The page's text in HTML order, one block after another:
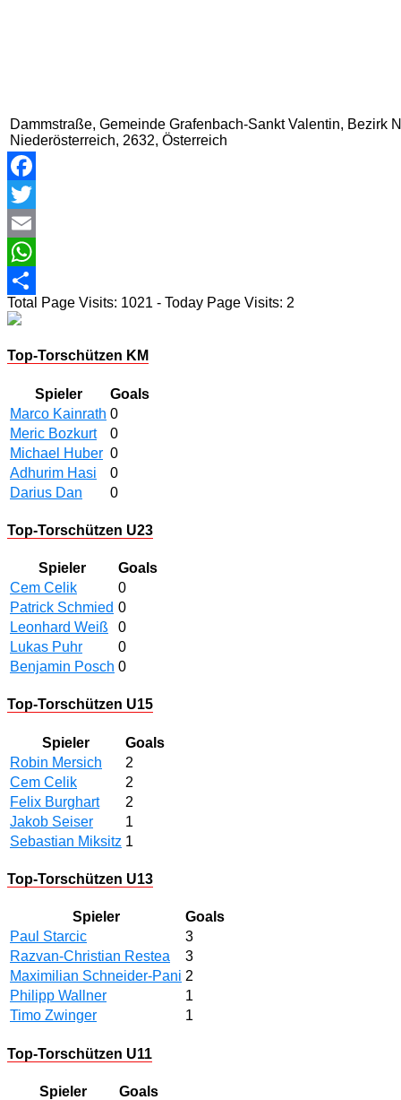
Dammstraße, Gemeinde Grafenbach-Sankt Valentin, Bezirk
Niederösterreich, 2632, Österreich
Facebook
Twitter
Email
WhatsApp
Teilen
Total Page Visits: 1021 - Today Page Visits: 2
Top-Torschützen KM
Spieler
Goals
Marco Kainrath 0
Meric Bozkurt
0
Michael Huber 0
Adhurim Hasi
0
Darius Dan
0
Top-Torschützen U23
Spieler
Goals
Cem Celik
0
Patrick Schmied 0
Leonhard Weiß
0
Lukas Puhr
0
Benjamin Posch 0
Top-Torschützen U15
Spieler
Goals
Robin Mersich
2
Cem Celik
2
Felix Burghart
2
Jakob Seiser
1
Sebastian Miksitz 1
Top-Torschützen U13
Spieler
Goals
Paul Starcic
3
Razvan-Christian Restea
3
Maximilian Schneider-Pani 2
Philipp Wallner
1
Timo Zwinger
1
Top-Torschützen U11
Spieler
Goals